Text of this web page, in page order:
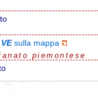
VEsulla mappa
piemontese